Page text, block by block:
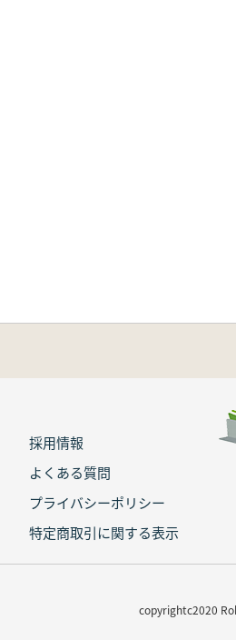
採用情報
よくある質問
プライバシーポリシー
特定商取引に関する表示
copyrightc2020